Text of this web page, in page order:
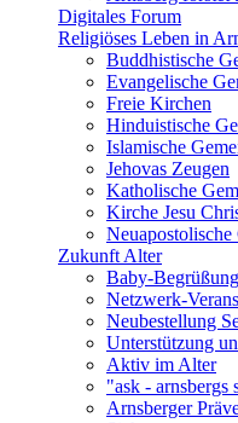
Digitales Forum
Religiöses Leben in
Buddhistische
Evangelische
Freie Kirchen
Hinduistische
Islamische
Jehovas Zeugen
Katholische
Kirche Jesu
Neuapostolische
Zukunft Alter
Baby-
Netzwerk-
Neubestellung
Unterstützung
Aktiv im Alter
"ask - arnsbergs
Arnsberger